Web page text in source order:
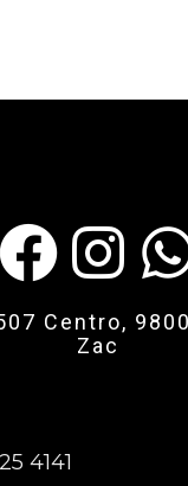
Centro,
Zac
4141